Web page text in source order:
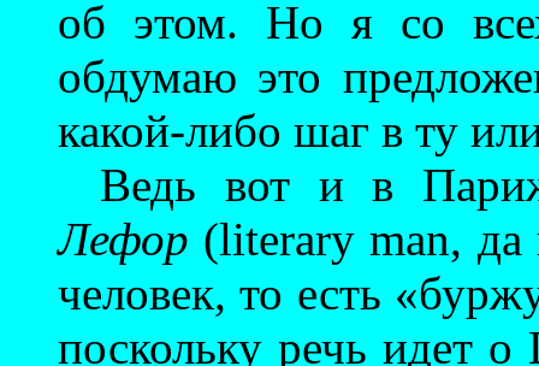
об этом. Но я со
обдумаю это
какой-либо шаг в ту
Ведь вот и в
Лефор (literary man, да
человек, то есть
поскольку речь идет